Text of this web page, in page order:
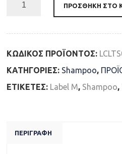
ΠΡΟΣΘΉΚΗ ΣΤΟ
ΚΩΔΙΚΌΣ ΠΡΟΪΌΝΤΟΣ:
ΚΑΤΗΓΟΡΊΕΣ: Shampoo,
ΕΤΙΚΈΤΕΣ: Label M, Shampoo,
ΠΕΡΙΓΡΑΦΉ